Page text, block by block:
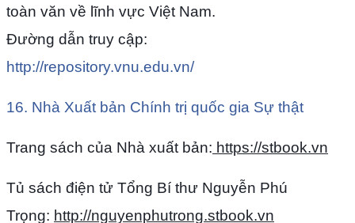
toàn văn về lĩnh vực Việt Nam.
Đường dẫn truy cập:
http://repository.vnu.edu.vn/
16. Nhà Xuất bản Chính trị quốc gia Sự thật
Trang sách của Nhà xuất bản: https://stbook.vn
Tủ sách điện tử Tổng Bí thư Nguyễn Phú
Trọng: http://nguyenphutrong.stbook.vn